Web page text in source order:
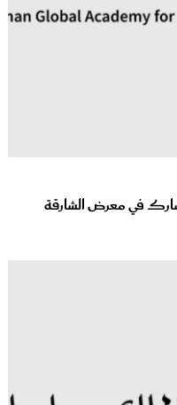
في معرض الشارقة